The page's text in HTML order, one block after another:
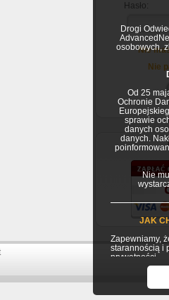
Drogi
osobowych,
Od 25
Ochronie
sprawie
danych
danych.
Nie
JAK
Zapewniamy,
starannością i
prywatności.
Twoje
Hasło:
Nie
Nie